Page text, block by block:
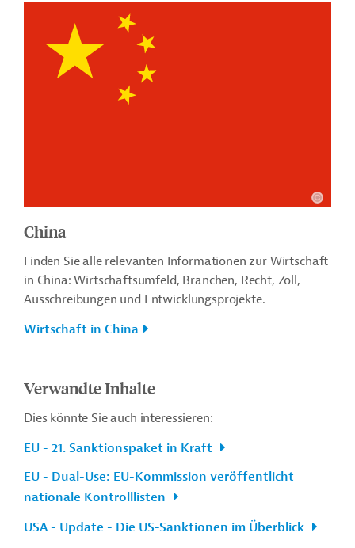
China
Finden Sie alle relevanten Informationen zur Wirtschaft
in China: Wirtschaftsumfeld, Branchen, Recht, Zoll,
Ausschreibungen und Entwicklungsprojekte.
Wirtschaft in China
Verwandte Inhalte
Dies könnte Sie auch interessieren:
EU - 21. Sanktionspaket in Kraft
EU - Dual-Use: EU-Kommission veröffentlicht
nationale Kontrolllisten
USA - Update - Die US-Sanktionen im Überblick